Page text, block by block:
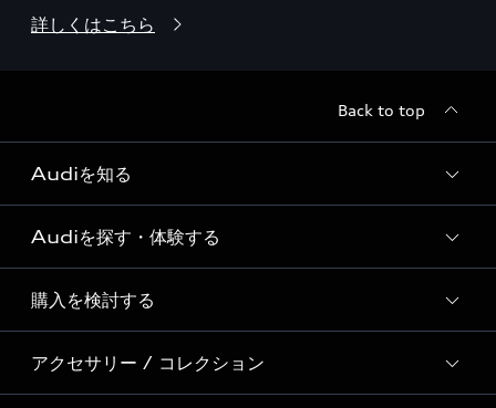
詳しくはこちら
Back to top
Audiを知る
Audi ブランド
Story of Progress
Audi Sport
Formula 1®
Audiを探す・体験する
ディーラー検索
新車在庫検索
試乗車・展示車検索
購入を検討する
モデル一覧
アクセサリー / コレクション